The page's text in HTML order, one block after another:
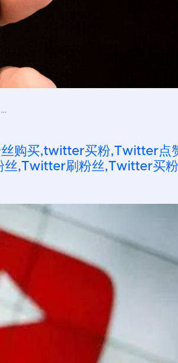
丝购买,twitter买粉,Twitter点
,Twitter刷粉丝,Twitter买粉